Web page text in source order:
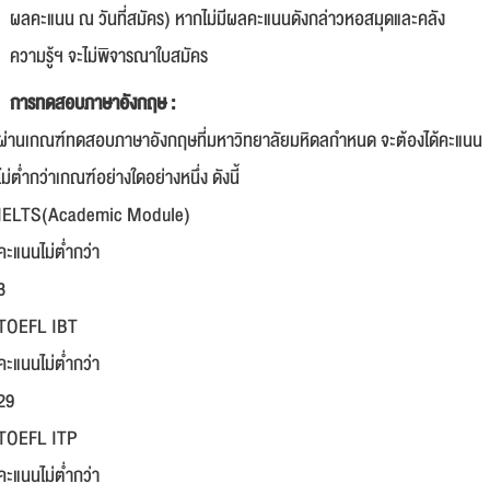
ผลคะแนน ณ วันที่สมัคร) หากไม่มีผลคะแนนดังกล่าวหอสมุดและคลัง
ความรู้ฯ จะไม่พิจารณาใบสมัคร
การทดสอบภาษาอังกฤษ :
านเกณฑ์ทดสอบภาษาอังกฤษที่มหาวิทยาลัยมหิดลกำหนด จะต้องได้คะแนน
ม่ต่ำกว่าเกณฑ์อย่างใดอย่างหนึ่ง ดังนี้
Module)
แนนไม่ต่ำกว่า
IBT
แนนไม่ต่ำกว่า
ITP
แนนไม่ต่ำกว่า